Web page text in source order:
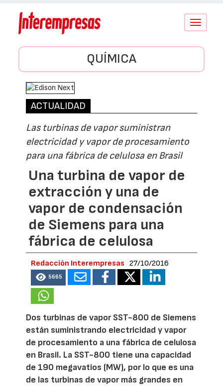
Conmutar
QUÍMICA
ACTUALIDAD
Las turbinas de vapor suministran
electricidad y vapor de procesamiento
para una fábrica de celulosa en Brasil
Una turbina de vapor de
extracción y una de
vapor de condensación
de Siemens para una
fábrica de celulosa
Redacción Interempresas 27/10/2016
5665
Dos turbinas de vapor SST-800 de Siemens
están suministrando electricidad y vapor
de procesamiento a una fábrica de celulosa
en Brasil. La SST-800 tiene una capacidad
de 190 megavatios (MW), por lo que es una
de las turbinas de vapor más grandes en